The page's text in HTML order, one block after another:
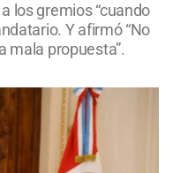
los gremios “cuando
Y afirmó “No
mala propuesta”.